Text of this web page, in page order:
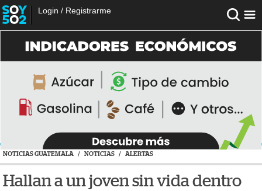
Login / Registrarme
NOTICIAS GUATEMALA / NOTICIAS / ALERTAS
Hallan a un joven sin vida dentro